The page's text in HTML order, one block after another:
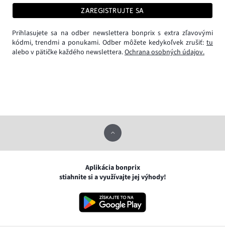
ZAREGISTRUJTE SA
Prihlasujete sa na odber newslettera bonprix s extra zľavovými
kódmi, trendmi a ponukami. Odber môžete kedykoľvek zrušiť: tu
alebo v pätičke každého newslettera.Ochrana osobných údajov.
Aplikácia bonprix
stiahnite si a využívajte jej výhody!